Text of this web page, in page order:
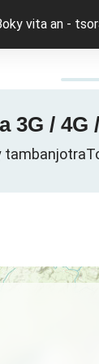
vita an -
3G / 4G